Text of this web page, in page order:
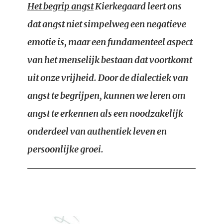
Het begrip angstKierkegaard leert ons
dat angst niet simpelweg een negatieve
emotie is, maar een fundamenteel aspect
van het menselijk bestaan dat voortkomt
uit onze vrijheid. Door de dialectiek van
angst te begrijpen, kunnen we leren om
angst te erkennen als een noodzakelijk
onderdeel van authentiek leven en
persoonlijke groei.